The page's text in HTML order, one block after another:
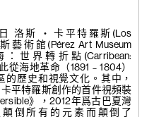
日 洛斯 ‧ 卡平特羅斯(Los
藝術館(Pérez Art Museum
世界轉折點(Carribean:
從海地革命（1891﹣1804）
歷史和視覺文化。其中，
平特羅斯創作的首件視頻裝
》，2012年爲古巴夏灣
倒所有的元素而顛倒了